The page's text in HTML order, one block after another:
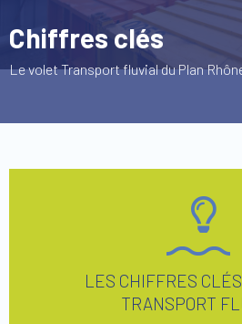
Chiffres clés
Le volet Transport fluvial du Plan
LES CHIFFRES
TRANSPORT